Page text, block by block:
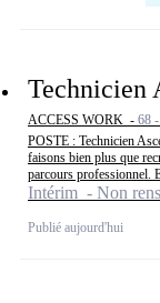
Technicien
ACCESS WORK - 68
POSTE : Technicien
faisons bien plus que
parcours professionnel.
Intérim - Non
Publié aujourd'hui